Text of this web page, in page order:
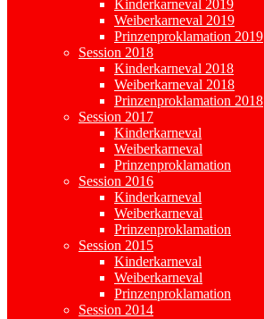
Kinderkarneval 2019
Weiberkarneval 2019
Prinzenproklamation 2019
Session 2018
Kinderkarneval 2018
Weiberkarneval 2018
Prinzenproklamation 2018
Session 2017
Kinderkarneval
Weiberkarneval
Prinzenproklamation
Session 2016
Kinderkarneval
Weiberkarneval
Prinzenproklamation
Session 2015
Kinderkarneval
Weiberkarneval
Prinzenproklamation
Session 2014